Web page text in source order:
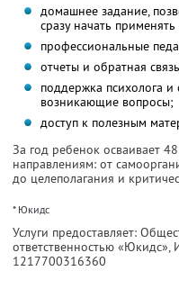
домашнее задание,
сразу начать
профессиональные
отчеты и обратная
поддержка психолога
возникающие вопросы;
доступ к полезным
За год ребенок осваивает
направлениям: от
до целеполагания и
* Юкидс
Услуги предоставляет:
ответственностью «Юкидс»,
1217700316360